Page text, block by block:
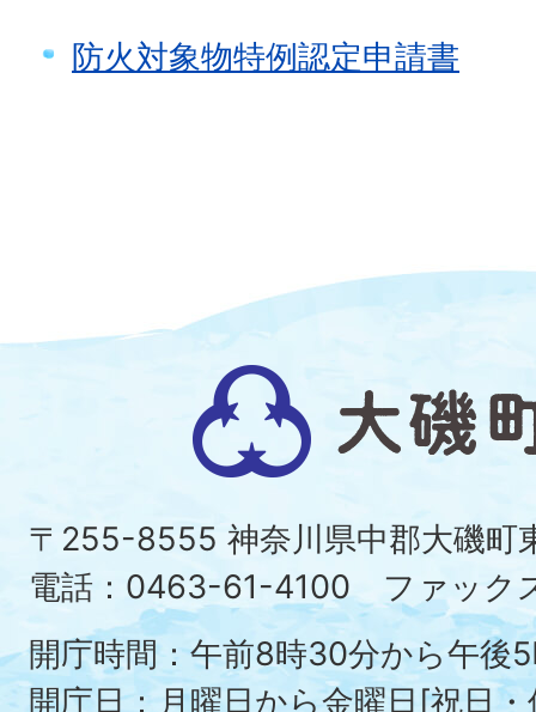
防火対象物特例認定申請書
大
磯
町
〒255-8555 神奈川県中郡大磯
電話：0463-61-4100 ファック
開庁時間：午前8時30分から午後
開庁日：月曜日から金曜日[祝日